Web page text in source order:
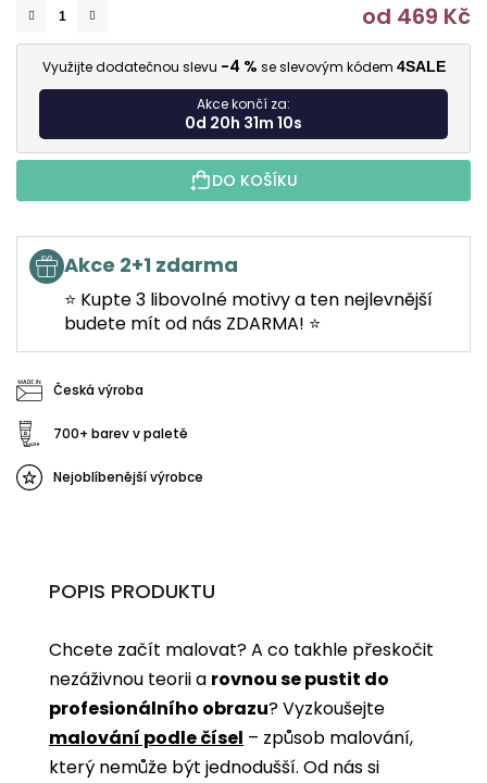
od 469 Kč
Využijte dodatečnou slevu -4 % se slevovým kódem 4SALE
Akce končí za:
0d 20h 31m 9s
DO KOŠÍKU
Akce 2+1 zdarma
⭐ Kupte 3 libovolné motivy a ten nejlevnější
budete mít od nás ZDARMA! ⭐
Česká výroba
700+ barev v paletě
Nejoblíbenější výrobce
POPIS PRODUKTU
Chcete začít malovat? A co takhle přeskočit
nezáživnou teorii a rovnou se pustit do
profesionálního obrazu? Vyzkoušejte
malování podle čísel ­­– způsob malování,
který nemůže být jednodušší. Od nás si